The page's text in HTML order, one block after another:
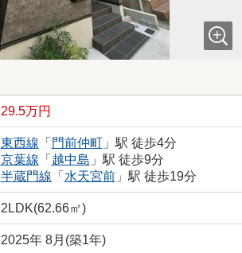
29.5万円
東西線 「 門前仲町」駅 徒歩4分
京葉線 「 越中島 」駅 徒歩9分
半蔵門線 「 水天宮前」駅 徒歩19分
2LDK(62.66㎡)
2025年 8月(築1年)